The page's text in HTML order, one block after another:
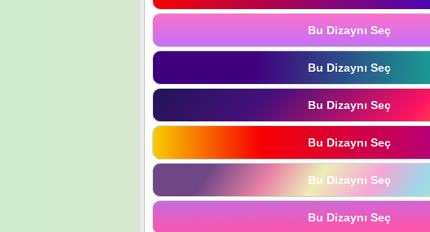
Bu Dizaynı Seç
Bu Dizaynı Seç
Bu Dizaynı Seç
Bu Dizaynı Seç
Bu Dizaynı Seç
Bu Dizaynı Seç